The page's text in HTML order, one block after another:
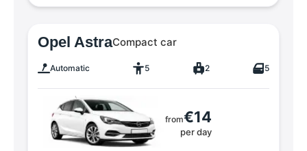
Opel AstraCompact car
Automatic 5 2 5
from€14
per day